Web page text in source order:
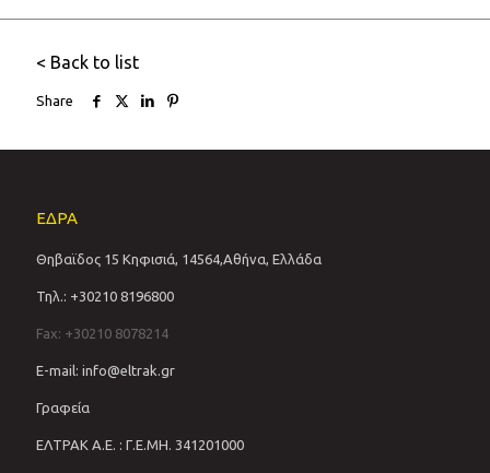
< Back to list
Share
ΕΔΡΑ
Θηβαϊδος 15 Κηφισιά, 14564,Αθήνα, Ελλάδα
Τηλ.: +30210 8196800
Fax: +30210 8078214
E-mail: info@eltrak.gr
Γραφεία
ΕΛΤΡΑΚ Α.Ε. : Γ.Ε.ΜΗ. 341201000